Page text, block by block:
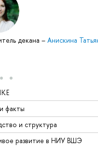
декана – Анискина
факты
и структура
развитие в НИУ ВШЭ